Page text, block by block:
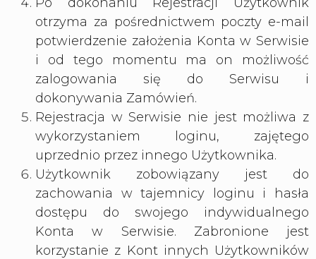
otrzyma za pośrednictwem poczty e-mail
potwierdzenie założenia Konta w Serwisie
i od tego momentu ma on możliwość
zalogowania się do Serwisu i
dokonywania Zamówień.
Rejestracja w Serwisie nie jest możliwa z
wykorzystaniem loginu, zajętego
uprzednio przez innego Użytkownika.
Użytkownik zobowiązany jest do
zachowania w tajemnicy loginu i hasła
dostępu do swojego indywidualnego
Konta w Serwisie. Zabronione jest
korzystanie z Kont innych Użytkowników